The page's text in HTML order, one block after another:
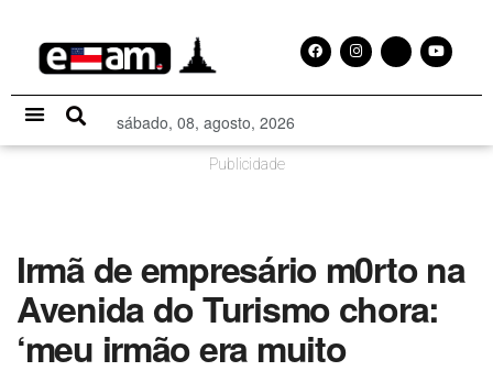
sábado, 08, agosto, 2026
Publicidade
Irmã de empresário m0rto na
Avenida do Turismo chora:
‘meu irmão era muito